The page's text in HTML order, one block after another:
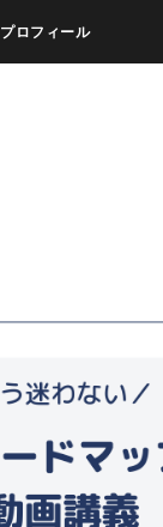
プロフィール